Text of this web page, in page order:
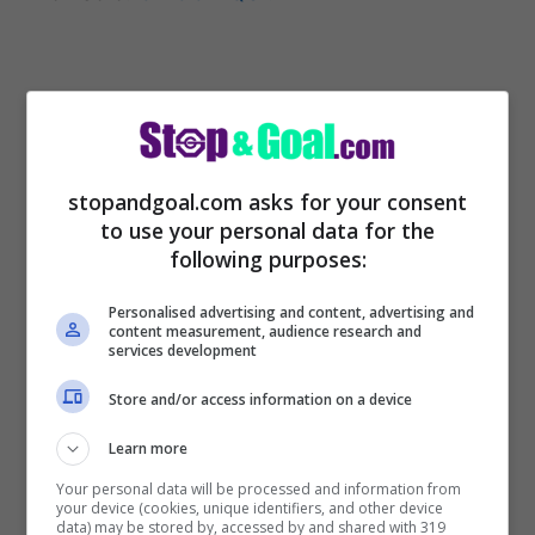
stopandgoal.com asks for your consent
to use your personal data for the
following purposes:
Personalised advertising and content, advertising and
content measurement, audience research and
services development
Store and/or access information on a device
Learn more
Your personal data will be processed and information from
your device (cookies, unique identifiers, and other device
data) may be stored by, accessed by and shared with 319